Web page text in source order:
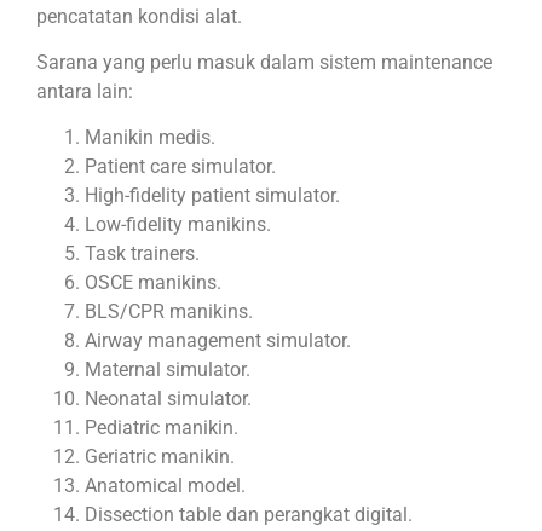
pencatatan kondisi alat.
Sarana yang perlu masuk dalam sistem maintenance
antara lain:
Manikin medis.
Patient care simulator.
High-fidelity patient simulator.
Low-fidelity manikins.
Task trainers.
OSCE manikins.
BLS/CPR manikins.
Airway management simulator.
Maternal simulator.
Neonatal simulator.
Pediatric manikin.
Geriatric manikin.
Anatomical model.
Dissection table dan perangkat digital.